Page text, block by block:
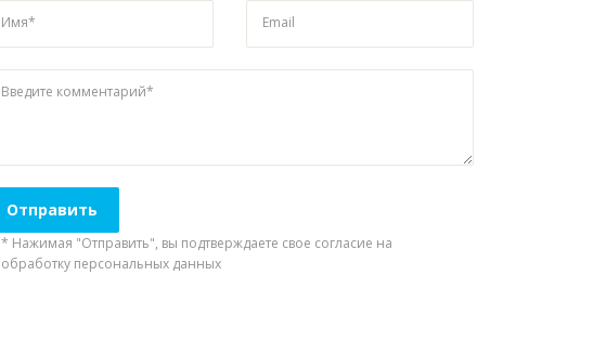
Имя* Email
Введите комментарий*
* Нажимая "Отправить", вы подтверждаете свое согласие на
обработку персональных данных